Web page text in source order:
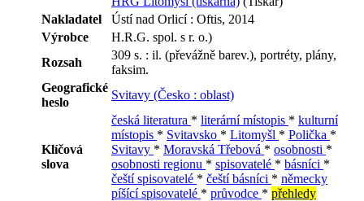
Nakladatel
Ústí nad Orlicí : Oftis, 2014
Výrobce
H.R.G. spol. s r. o.)
Rozsah
309 s. : il. (převážně barev.), portréty, plány,
faksim.
Geografické
heslo
Svitavy (Česko : oblast)
Klíčová
slova
česká literatura * literární místopis * kulturní
místopis * Svitavsko * Litomyšl * Polička *
Svitavy * Moravská Třebová * osobnosti *
osobnosti regionu * spisovatelé * básníci *
čeští spisovatelé * čeští básníci * německy
píšící spisovatelé * průvodce * přehledy